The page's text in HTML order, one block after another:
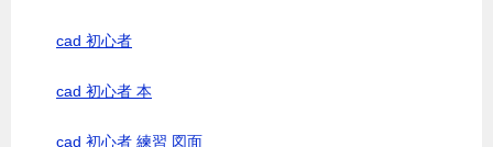
cad 初心者
cad 初心者 本
cad 初心者 練習 図面